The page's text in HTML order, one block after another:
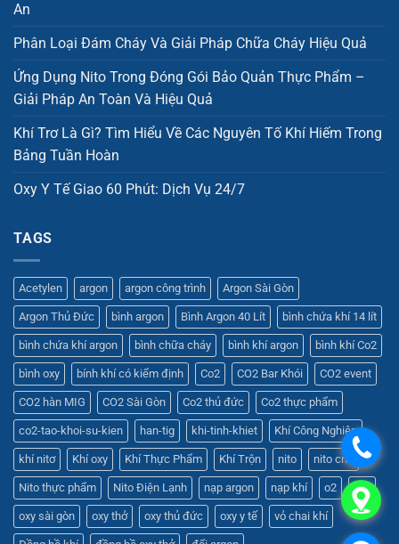
An
Phân Loại Đám Cháy Và Giải Pháp Chữa Cháy Hiệu Quả
Ứng Dụng Nito Trong Đóng Gói Bảo Quản Thực Phẩm –
Giải Pháp An Toàn Và Hiệu Quả
Khí Trơ Là Gì? Tìm Hiểu Về Các Nguyên Tố Khí Hiếm Trong
Bảng Tuần Hoàn
Oxy Y Tế Giao 60 Phút: Dịch Vụ 24/7
TAGS
Acetylen argon argon công trình Argon Sài Gòn
Argon Thủ Đức bình argon Bình Argon 40 Lít bình chứa khí 14 lít
bình chứa khí argon bình chữa cháy bình khí argon bình khí Co2
bình oxy bính khí có kiểm định Co2 CO2 Bar Khói CO2 event
CO2 hàn MIG CO2 Sài Gòn Co2 thủ đức Co2 thực phẩm
co2-tao-khoi-su-kien han-tig khi-tinh-khiet Khí Công Nghiệp
khí nitơ Khí oxy Khí Thực Phẩm Khí Trộn nito nito cnc
Nito thực phẩm Nito Điện Lạnh nạp argon nạp khí o2 oxy
oxy sài gòn oxy thở oxy thủ đức oxy y tế vỏ chai khí
.
.